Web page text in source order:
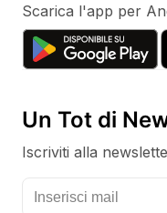
Scarica l'app per
Un Tot di
Iscriviti alla
Tieniti aggiornato